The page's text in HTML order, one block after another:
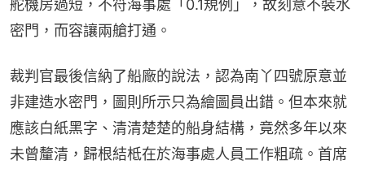
舵機房過短，不符海事處「0.1規例」，故刻意不裝水
密門，而容讓兩艙打通。
裁判官最後信納了船廠的說法，認為南丫四號原意並
非建造水密門，圖則所示只為繪圖員出錯。但本來就
應該白紙黑字、清清楚楚的船身結構，竟然多年以來
未曾釐清，歸根結柢在於海事處人員工作粗疏。首席